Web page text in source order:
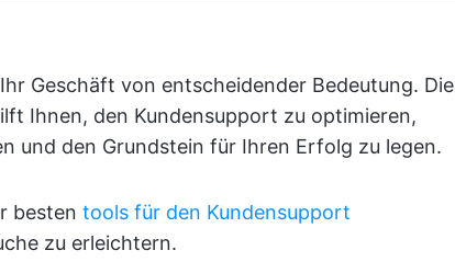
Geschäft von entscheidender Bedeutung. Die
Ihnen, den Kundensupport zu optimieren,
und den Grundstein für Ihren Erfolg zu legen.
besten tools für den Kundensupport
zu erleichtern.